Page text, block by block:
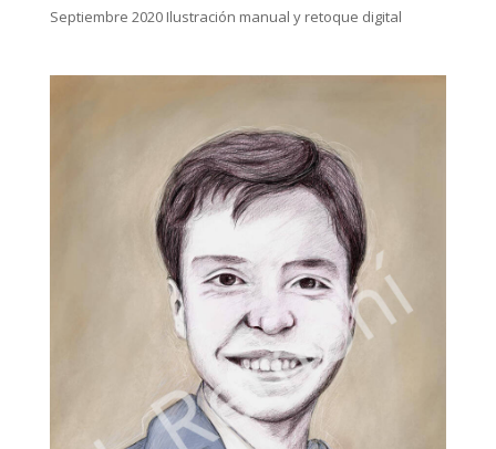
Septiembre 2020 Ilustración manual y retoque digital